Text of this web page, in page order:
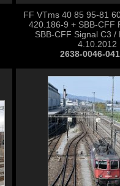
FF VTms 40 85 95-81
420.186-9 + SBB-CFF
SBB-CFF Signal C3 /
4.10.2012
2638-0046-